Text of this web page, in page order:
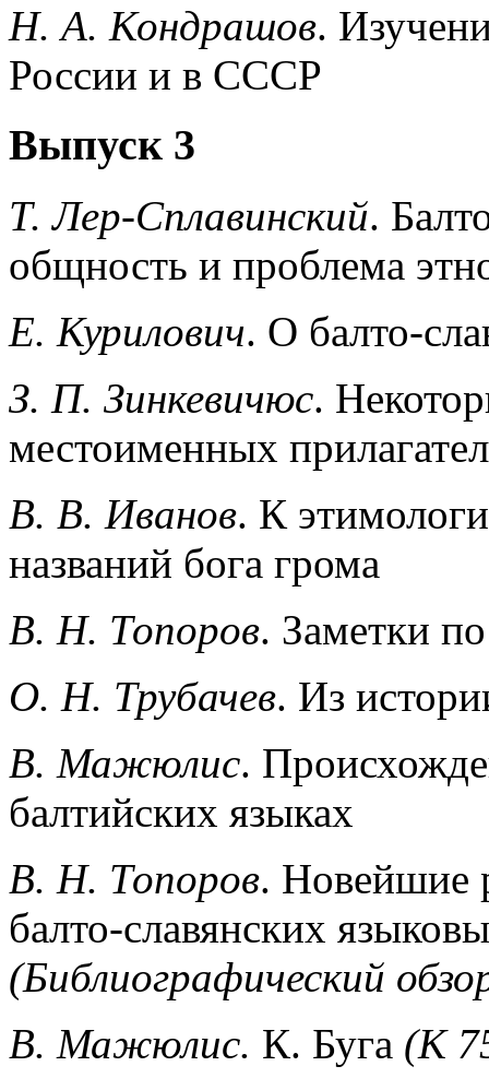
Н. А. Кондрашов.
России и в СССР
Выпуск 3
Т. Лер-Сплавинский.
общность и проблема
Е. Курилович. О балто-
З. П. Зинкевичюс.
местоименных
В. В. Иванов. К
названий бога грома
В. Н. Топоров. Заметки
О. Н. Трубачев. Из
В. Мажюлис.
балтийских языках
В. Н. Топоров. Новейшие
балто-славянских
(Библиографический
В. Мажюлис. К. Буга (К